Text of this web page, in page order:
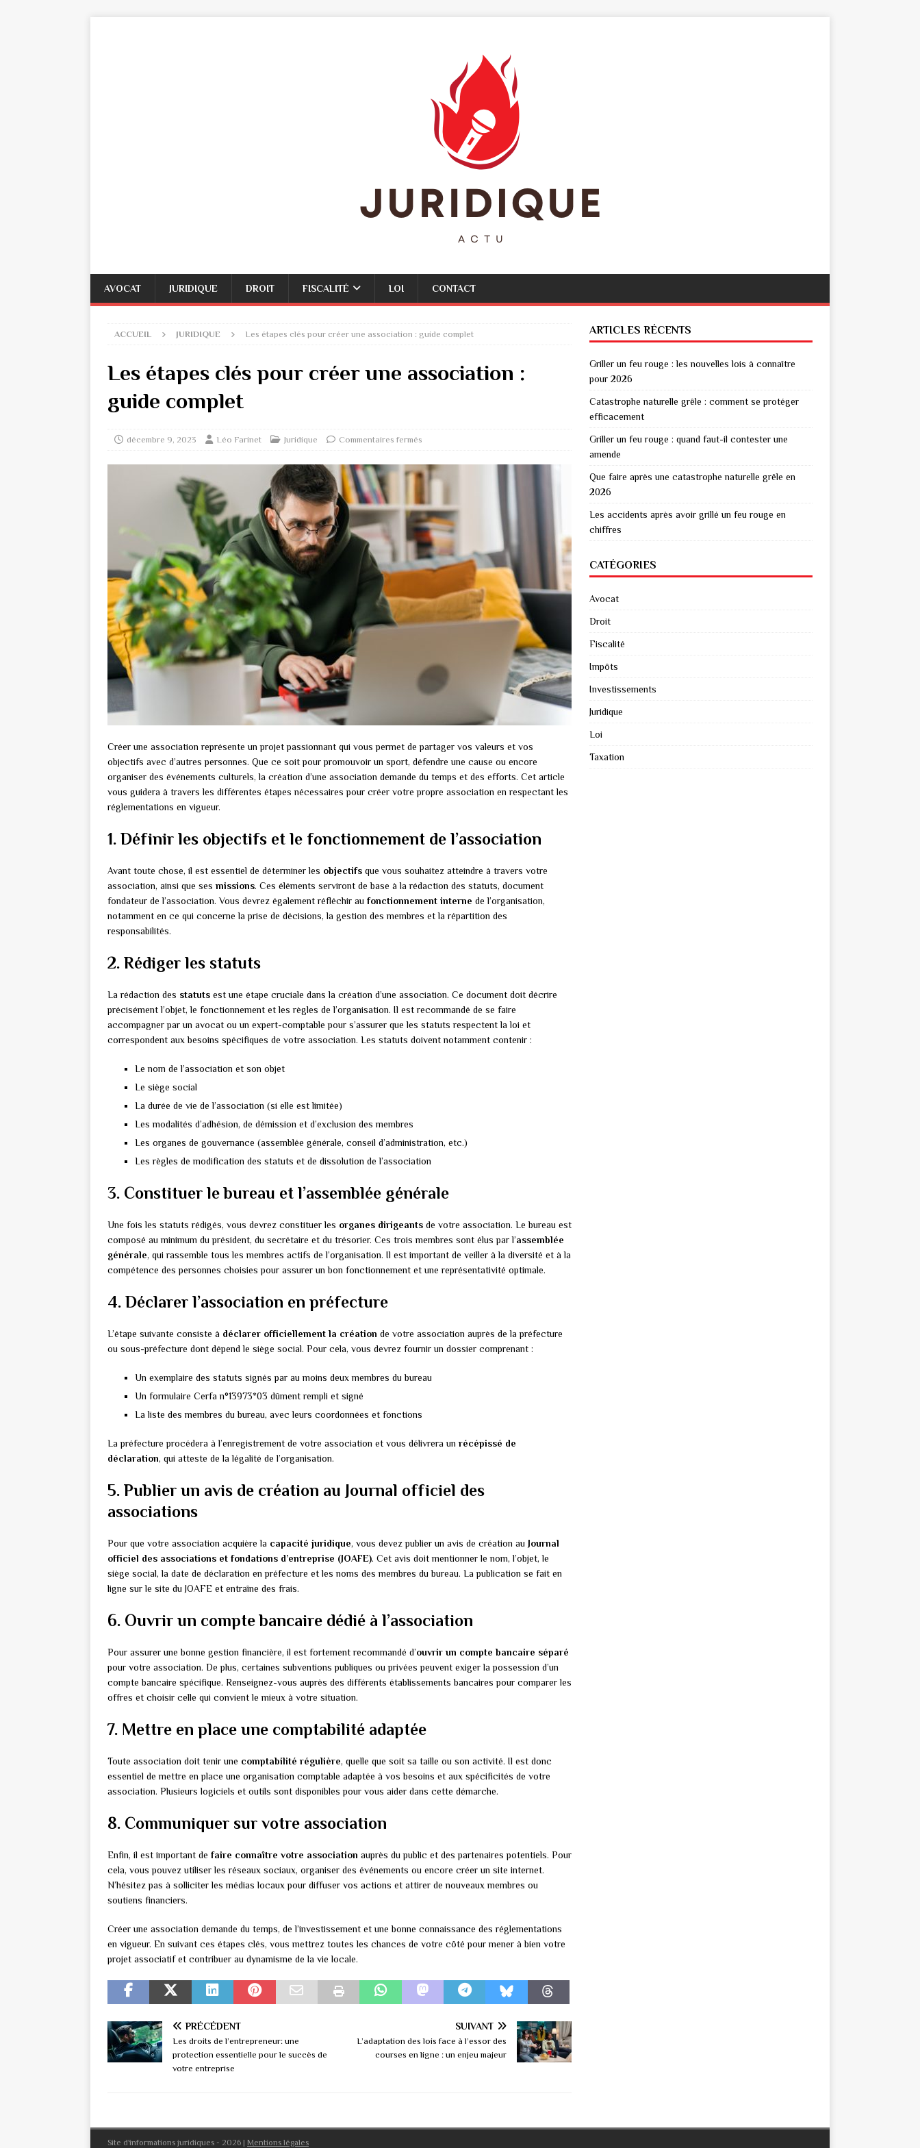
AVOCAT JURIDIQUE DROIT FISCALITÉ LOI CONTACT
ACCUEIL JURIDIQUE Les étapes clés pour créer une association : guide complet
Les étapes clés pour créer une association :
guide complet
décembre 9, 2023 Léo Farinet Juridique Commentaires fermés
Créer une association représente un projet passionnant qui vous permet de partager vos valeurs et vos
objectifs avec d’autres personnes. Que ce soit pour promouvoir un sport, défendre une cause ou encore
organiser des événements culturels, la création d’une association demande du temps et des efforts. Cet article
vous guidera à travers les différentes étapes nécessaires pour créer votre propre association en respectant les
réglementations en vigueur.
1. Définir les objectifs et le fonctionnement de l’association
Avant toute chose, il est essentiel de déterminer les objectifs que vous souhaitez atteindre à travers votre
association, ainsi que ses missions. Ces éléments serviront de base à la rédaction des statuts, document
fondateur de l’association. Vous devrez également réfléchir au fonctionnement interne de l’organisation,
notamment en ce qui concerne la prise de décisions, la gestion des membres et la répartition des
responsabilités.
2. Rédiger les statuts
La rédaction des statuts est une étape cruciale dans la création d’une association. Ce document doit décrire
précisément l’objet, le fonctionnement et les règles de l’organisation. Il est recommandé de se faire
accompagner par un avocat ou un expert-comptable pour s’assurer que les statuts respectent la loi et
correspondent aux besoins spécifiques de votre association. Les statuts doivent notamment contenir :
Le nom de l’association et son objet
Le siège social
La durée de vie de l’association (si elle est limitée)
Les modalités d’adhésion, de démission et d’exclusion des membres
Les organes de gouvernance (assemblée générale, conseil d’administration, etc.)
Les règles de modification des statuts et de dissolution de l’association
3. Constituer le bureau et l’assemblée générale
Une fois les statuts rédigés, vous devrez constituer les organes dirigeants de votre association. Le bureau est
composé au minimum du président, du secrétaire et du trésorier. Ces trois membres sont élus par l’assemblée
générale, qui rassemble tous les membres actifs de l’organisation. Il est important de veiller à la diversité et à la
compétence des personnes choisies pour assurer un bon fonctionnement et une représentativité optimale.
4. Déclarer l’association en préfecture
L’étape suivante consiste à déclarer officiellement la création de votre association auprès de la préfecture
ou sous-préfecture dont dépend le siège social. Pour cela, vous devrez fournir un dossier comprenant :
Un exemplaire des statuts signés par au moins deux membres du bureau
Un formulaire Cerfa n°13973*03 dûment rempli et signé
La liste des membres du bureau, avec leurs coordonnées et fonctions
La préfecture procédera à l’enregistrement de votre association et vous délivrera un récépissé de
déclaration, qui atteste de la légalité de l’organisation.
5. Publier un avis de création au Journal officiel des
associations
Pour que votre association acquière la capacité juridique, vous devez publier un avis de création au Journal
officiel des associations et fondations d’entreprise (JOAFE). Cet avis doit mentionner le nom, l’objet, le
siège social, la date de déclaration en préfecture et les noms des membres du bureau. La publication se fait en
ligne sur le site du JOAFE et entraîne des frais.
6. Ouvrir un compte bancaire dédié à l’association
Pour assurer une bonne gestion financière, il est fortement recommandé d’ouvrir un compte bancaire séparé
pour votre association. De plus, certaines subventions publiques ou privées peuvent exiger la possession d’un
compte bancaire spécifique. Renseignez-vous auprès des différents établissements bancaires pour comparer les
offres et choisir celle qui convient le mieux à votre situation.
7. Mettre en place une comptabilité adaptée
Toute association doit tenir une comptabilité régulière, quelle que soit sa taille ou son activité. Il est donc
essentiel de mettre en place une organisation comptable adaptée à vos besoins et aux spécificités de votre
association. Plusieurs logiciels et outils sont disponibles pour vous aider dans cette démarche.
8. Communiquer sur votre association
Enfin, il est important de faire connaître votre association auprès du public et des partenaires potentiels. Pour
cela, vous pouvez utiliser les réseaux sociaux, organiser des événements ou encore créer un site internet.
N’hésitez pas à solliciter les médias locaux pour diffuser vos actions et attirer de nouveaux membres ou
soutiens financiers.
Créer une association demande du temps, de l’investissement et une bonne connaissance des réglementations
en vigueur. En suivant ces étapes clés, vous mettrez toutes les chances de votre côté pour mener à bien votre
projet associatif et contribuer au dynamisme de la vie locale.
PRÉCÉDENT
Les droits de l’entrepreneur: une
protection essentielle pour le succès de
votre entreprise
SUIVANT
L’adaptation des lois face à l’essor des
courses en ligne : un enjeu majeur
ARTICLES RÉCENTS
Griller un feu rouge : les nouvelles lois à connaître
pour 2026
Catastrophe naturelle grêle : comment se protéger
efficacement
Griller un feu rouge : quand faut-il contester une
amende
Que faire après une catastrophe naturelle grêle en
2026
Les accidents après avoir grillé un feu rouge en
chiffres
CATÉGORIES
Avocat
Droit
Fiscalité
Impôts
Investissements
Juridique
Loi
Taxation
Site d'informations juridiques - 2026 | Mentions légales